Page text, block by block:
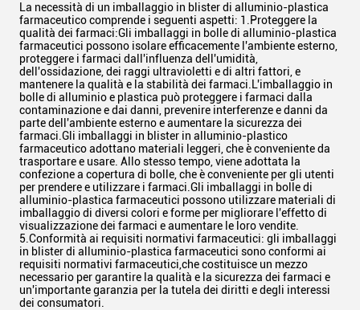
La necessità di un imballaggio in blister di alluminio-plastica
farmaceutico comprende i seguenti aspetti: 1.Proteggere la
qualità dei farmaci:Gli imballaggi in bolle di alluminio-plastica
farmaceutici possono isolare efficacemente l'ambiente esterno,
proteggere i farmaci dall'influenza dell'umidità,
dell'ossidazione, dei raggi ultravioletti e di altri fattori, e
mantenere la qualità e la stabilità dei farmaci.L'imballaggio in
bolle di alluminio e plastica può proteggere i farmaci dalla
contaminazione e dai danni, prevenire interferenze e danni da
parte dell'ambiente esterno e aumentare la sicurezza dei
farmaci.Gli imballaggi in blister in alluminio-plastico
farmaceutico adottano materiali leggeri, che è conveniente da
trasportare e usare. Allo stesso tempo, viene adottata la
confezione a copertura di bolle, che è conveniente per gli utenti
per prendere e utilizzare i farmaci.Gli imballaggi in bolle di
alluminio-plastica farmaceutici possono utilizzare materiali di
imballaggio di diversi colori e forme per migliorare l'effetto di
visualizzazione dei farmaci e aumentare le loro vendite.
5.Conformità ai requisiti normativi farmaceutici: gli imballaggi
in blister di alluminio-plastica farmaceutici sono conformi ai
requisiti normativi farmaceutici,che costituisce un mezzo
necessario per garantire la qualità e la sicurezza dei farmaci e
un'importante garanzia per la tutela dei diritti e degli interessi
dei consumatori.